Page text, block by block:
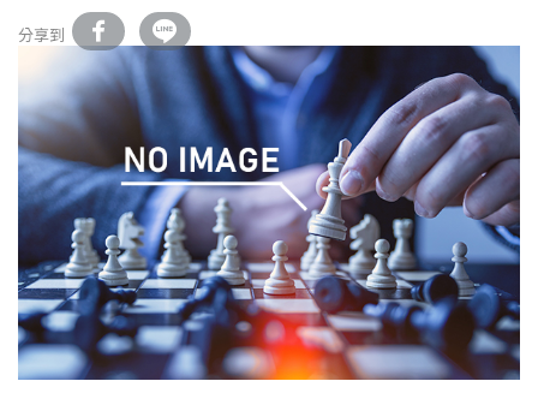
分享到